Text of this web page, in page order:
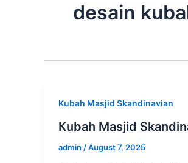
desain
Kubah Masjid Skandinavian
Kubah Masjid
admin /August 7, 2025